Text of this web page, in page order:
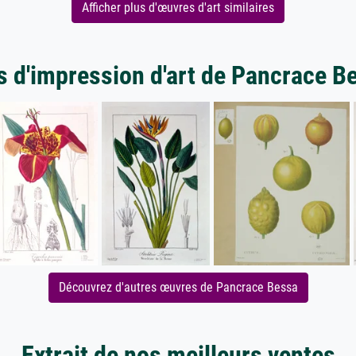
Afficher plus d'œuvres d'art similaires
d'impression d'art de Pancrace
Découvrez d'autres œuvres de Pancrace Bessa